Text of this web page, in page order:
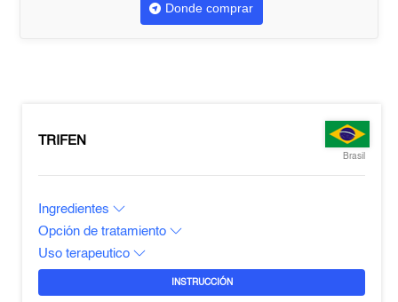
Donde comprar
TRIFEN
Brasil
Ingredientes
Opción de tratamiento
Uso terapeutico
INSTRUCCIÓN